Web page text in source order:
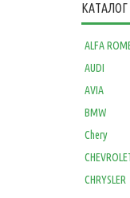
ALFA
AUDI
AVIA
BMW
Chery
CHRYSLER